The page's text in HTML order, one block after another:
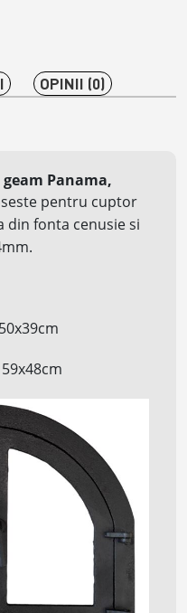
OPINII (0)
Panama,
pentru cuptor
din fonta cenusie si